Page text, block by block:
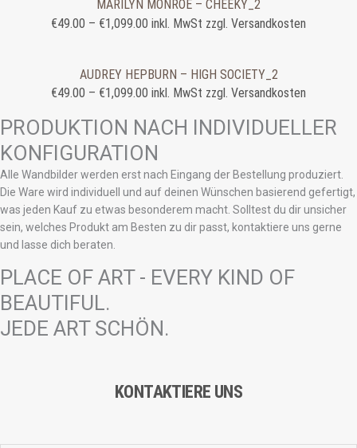
MARILYN MONROE – CHEEKY_2
€49.00 – €1,099.00 inkl. MwSt zzgl. Versandkosten
AUDREY HEPBURN – HIGH SOCIETY_2
€49.00 – €1,099.00 inkl. MwSt zzgl. Versandkosten
PRODUKTION NACH INDIVIDUELLER
KONFIGURATION
Alle Wandbilder werden erst nach Eingang der Bestellung produziert.
Die Ware wird individuell und auf deinen Wünschen basierend gefertigt,
was jeden Kauf zu etwas besonderem macht. Solltest du dir unsicher
sein, welches Produkt am Besten zu dir passt, kontaktiere uns gerne
und lasse dich beraten.
PLACE OF ART - EVERY KIND OF
BEAUTIFUL.
JEDE ART SCHÖN.
KONTAKTIERE UNS